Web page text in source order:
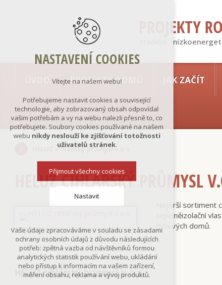
PROJEKTY
tradiční ·
PROJEKTY DOMŮ JAK ZAČÍT
HELUZ cihlářský průmysl v.o.s.
HELUZ CIHLÁŘSKÝ PRŮMYSL
Nejširší sortiment
tepelněizolační
bytových domů.
HELUZ cihlářský průmysl v.o.s.
NASTAVENÍ COOKIES
Vítejte na našem webu!
Potřebujeme nastavit cookies a související
technologie, aby zobrazovaný obsah odpovídal
vašim potřebám a vy na webu nalezli přesně to, co
potřebujete. Soubory cookies používané na našem
webu nikdy neslouží ke zjišťování totožnosti
uživatelů stránek.
Přijmout všechny cookies
Nastavit
nutná pro provozování webu
udržení kontextu stránek (session):
případná přihlášení, volby jazyka, apod.
Volitelná cookies
analytická pro anonymizované
Vaše údaje zpracováváme v souladu se zásadami
ochrany osobních údajů z důvodu následujících
potřeb: zpětná vazba od návštěvníků formou
analytických statistik používání webu, ukládání
nebo přístup k informacím na vašem zařízení,
měření obsahu, reklama a vývoj produktů.